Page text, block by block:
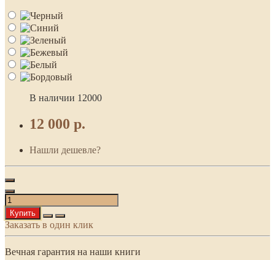
В наличии 12000
12 000 р.
Нашли дешевле?
Купить
Заказать в один клик
Вечная гарантия на наши книги